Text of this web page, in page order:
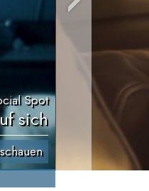
Spot
sich